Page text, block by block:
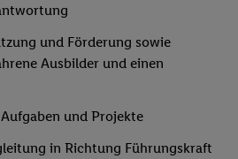
und Förderung sowie
Ausbilder und einen
und Projekte
in Richtung Führungskraft